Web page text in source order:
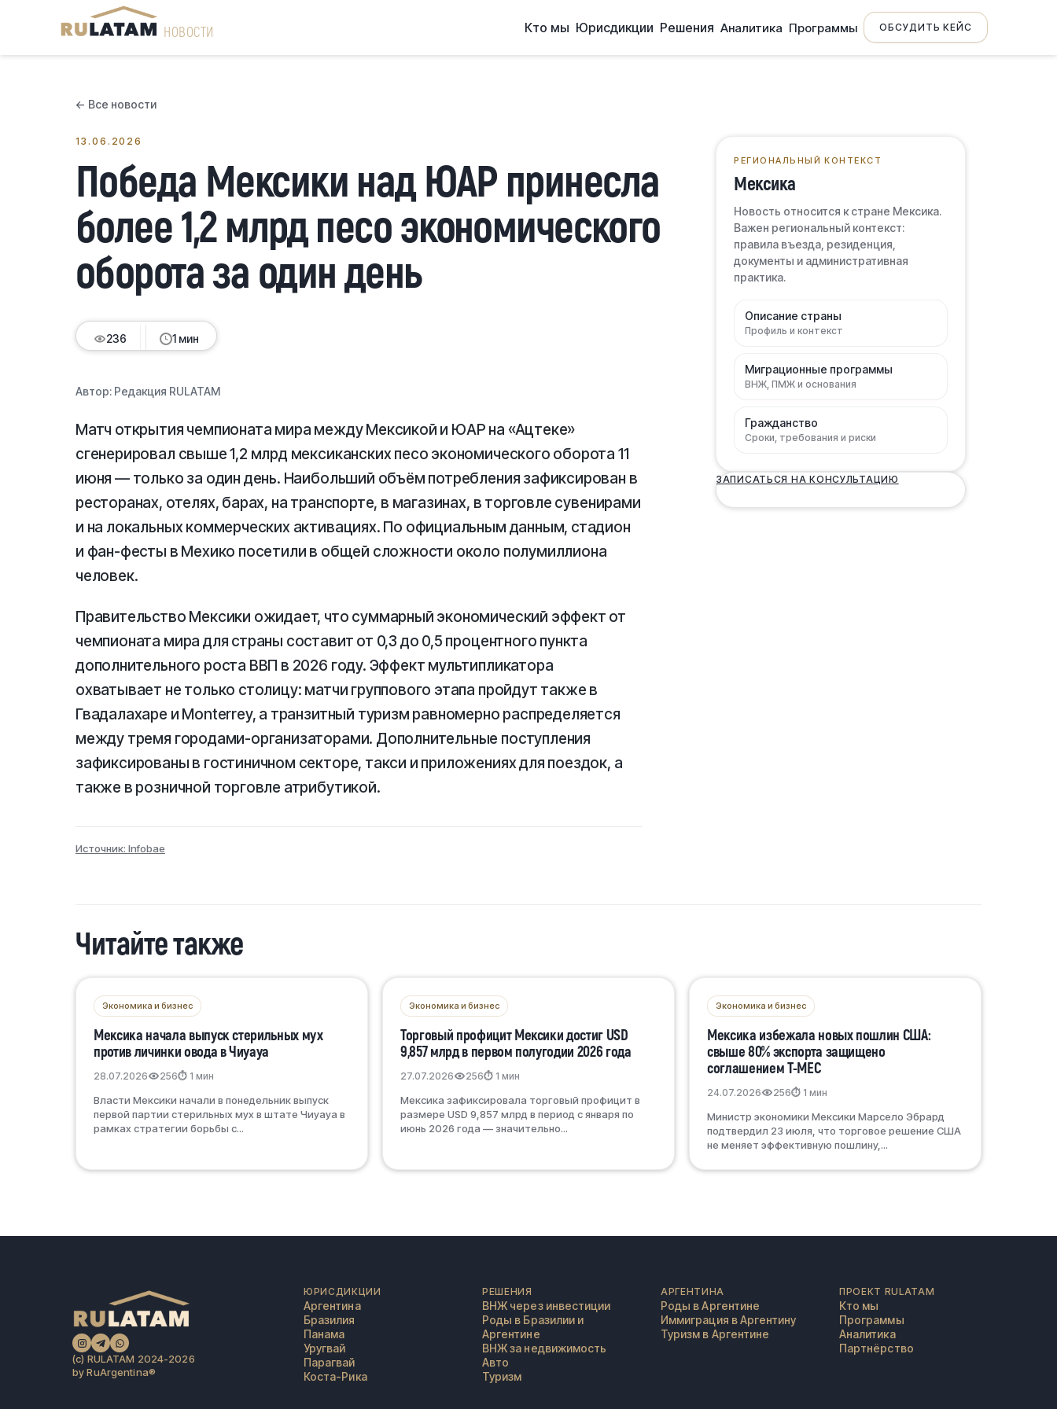
НОВОСТИ Кто мы Юрисдикции Решения Аналитика Программы ОБСУДИТЬ КЕЙС
← Все новости
13.06.2026
Победа Мексики над ЮАР принесла
более 1,2 млрд песо экономического
оборота за один день
236
236
1 мин
Автор: Редакция RULATAM
Матч открытия чемпионата мира между Мексикой и ЮАР на «Ацтеке»
сгенерировал свыше 1,2 млрд мексиканских песо экономического оборота 11
июня — только за один день. Наибольший объём потребления зафиксирован в
ресторанах, отелях, барах, на транспорте, в магазинах, в торговле сувенирами
и на локальных коммерческих активациях. По официальным данным, стадион
и фан-фесты в Мехико посетили в общей сложности около полумиллиона
человек.
Правительство Мексики ожидает, что суммарный экономический эффект от
чемпионата мира для страны составит от 0,3 до 0,5 процентного пункта
дополнительного роста ВВП в 2026 году. Эффект мультипликатора
охватывает не только столицу: матчи группового этапа пройдут также в
Гвадалахаре и Monterrey, а транзитный туризм равномерно распределяется
между тремя городами-организаторами. Дополнительные поступления
зафиксированы в гостиничном секторе, такси и приложениях для поездок, а
также в розничной торговле атрибутикой.
Источник: Infobae
РЕГИОНАЛЬНЫЙ КОНТЕКСТ
Мексика
Новость относится к стране Мексика.
Важен региональный контекст:
правила въезда, резиденция,
документы и административная
практика.
Описание страны
Профиль и контекст
Миграционные программы
ВНЖ, ПМЖ и основания
Гражданство
Сроки, требования и риски
ЗАПИСАТЬСЯ НА КОНСУЛЬТАЦИЮ
Читайте также
Экономика и бизнес
Мексика начала выпуск стерильных мух
против личинки овода в Чиуауа
28.07.2026 256⏱ 1 мин
Власти Мексики начали в понедельник выпуск
первой партии стерильных мух в штате Чиуауа в
рамках стратегии борьбы с...
Экономика и бизнес
Торговый профицит Мексики достиг USD
9,857 млрд в первом полугодии 2026 года
27.07.2026 256⏱ 1 мин
Мексика зафиксировала торговый профицит в
размере USD 9,857 млрд в период с января по
июнь 2026 года — значительно...
Экономика и бизнес
Мексика избежала новых пошлин США:
свыше 80% экспорта защищено
соглашением T-MEC
24.07.2026 256⏱ 1 мин
Министр экономики Мексики Марсело Эбрард
подтвердил 23 июля, что торговое решение США
не меняет эффективную пошлину,...
(c) RULATAM 2024-2026
by RuArgentina®️
ЮРИСДИКЦИИ
Аргентина
Бразилия
Панама
Уругвай
Парагвай
Коста-Рика
РЕШЕНИЯ
ВНЖ через инвестиции
Роды в Бразилии и
Аргентине
ВНЖ за недвижимость
Авто
Туризм
АРГЕНТИНА
Роды в Аргентине
Иммиграция в Аргентину
Туризм в Аргентине
ПРОЕКТ RULATAM
Кто мы
Программы
Аналитика
Партнёрство